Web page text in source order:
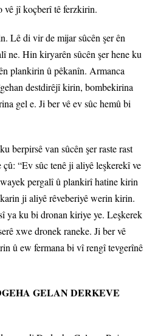
jî koçberî tê ferzkirin.
Lê di vir de mijar sûcên şer ên
ne. Hin kiryarên sûcên şer hene ku
plankirin û pêkanîn. Armanca
destdirêjî kirin, bombekirina
gel e. Ji ber vê ev sûc hemû bi
berpirsê van sûcên şer raste rast
“Ev sûc tenê ji aliyê leşkerekî ve
pergalî û plankirî hatine kirin
ji aliyê rêveberiyê werin kirin.
ya ku bi dronan kiriye ye. Leşkerek
xwe dronek raneke. Ji ber vê
û ew fermana bi vî rengî tevgerînê
GELAN DERKEVE